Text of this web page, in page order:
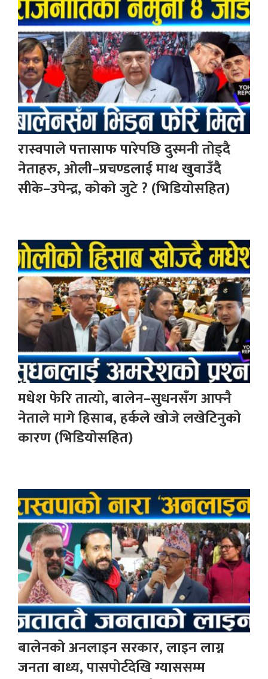
रास्वपाले पत्तासाफ पारेपछि दुस्मनी तोड्दै
नेताहरु, ओली–प्रचण्डलाई माथ खुवाउँदै
सीके–उपेन्द्र, कोको जुटे ? (भिडियोसहित)
मधेश फेरि तात्यो, बालेन–सुधनसँग आफ्नै
नेताले मागे हिसाब, हर्कले खोजे लखेटिनुको
कारण (भिडियोसहित)
बालेनको अनलाइन सरकार, लाइन लाग्न
जनता बाध्य, पासपोर्टदेखि ग्याससम्म